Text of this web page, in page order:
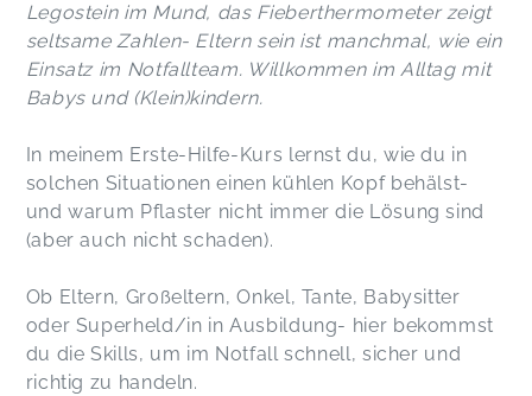
Legostein im Mund, das Fieberthermometer zeigt
seltsame Zahlen- Eltern sein ist manchmal, wie ein
Einsatz im Notfallteam. Willkommen im Alltag mit
Babys und (Klein)kindern.
In meinem Erste-Hilfe-Kurs lernst du, wie du in
solchen Situationen einen kühlen Kopf behälst-
und warum Pflaster nicht immer die Lösung sind
(aber auch nicht schaden).
Ob Eltern, Großeltern, Onkel, Tante, Babysitter
oder Superheld/in in Ausbildung- hier bekommst
du die Skills, um im Notfall schnell, sicher und
richtig zu handeln.